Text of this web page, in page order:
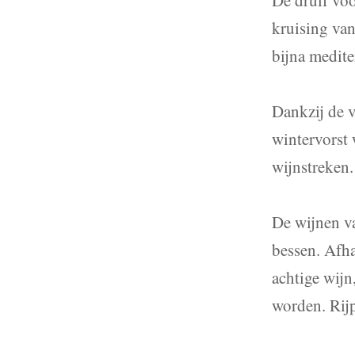
kruising
bijna
Dankzij de
wintervorst
wijnstreken.
De wijnen
bessen.
achtige
worden.